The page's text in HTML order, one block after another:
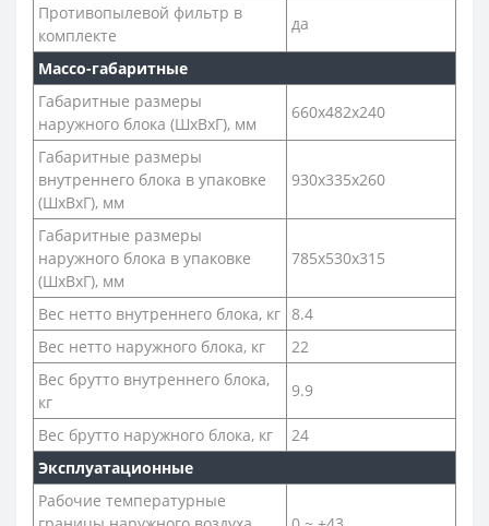
Противопылевой фильтр в
комплекте
да
Массо-габаритные
Габаритные размеры
наружного блока (ШхВхГ), мм
660x482x240
Габаритные размеры
внутреннего блока в упаковке
(ШхВхГ), мм
930x335x260
Габаритные размеры
наружного блока в упаковке
(ШхВхГ), мм
785x530x315
Вес нетто внутреннего блока, кг 8.4
Вес нетто наружного блока, кг
22
Вес брутто внутреннего блока,
кг
9.9
Вес брутто наружного блока, кг
24
Эксплуатационные
Рабочие температурные